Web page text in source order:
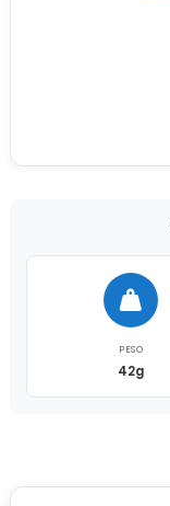
PESO
42g